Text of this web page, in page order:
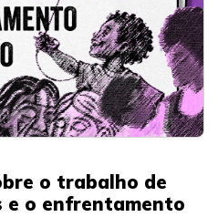
o trabalho de
e o enfrentamento